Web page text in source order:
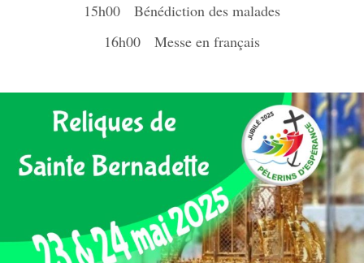
15h00 Bénédiction des malades
16h00 Messe en français